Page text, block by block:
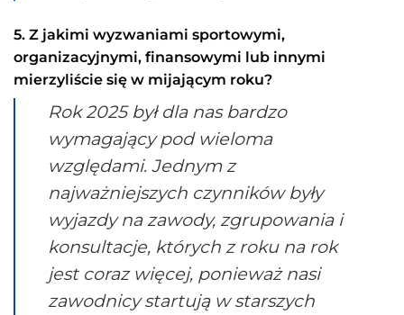
5. Z jakimi wyzwaniami sportowymi,
organizacyjnymi, finansowymi lub innymi
mierzyliście się w mijającym roku?
Rok 2025 był dla nas bardzo
wymagający pod wieloma
względami. Jednym z
najważniejszych czynników były
wyjazdy na zawody, zgrupowania i
konsultacje, których z roku na rok
jest coraz więcej, ponieważ nasi
zawodnicy startują w starszych